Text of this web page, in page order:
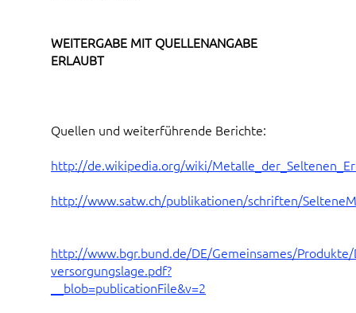
WEITERGABE MIT QUELLENANGABE
ERLAUBT
Quellen und weiterführende Berichte:
http://de.wikipedia.org/wiki/
http://www.satw.ch/publikationen/schriften/
http://www.bgr.bund.de/DE/Gemeinsames/
versorgungslage.pdf?
__blob=publicationFile&v=2